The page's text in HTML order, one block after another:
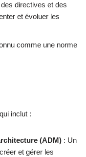
directives et des
et évoluer les
comme une norme
inclut :
(ADM) : Un
et gérer les